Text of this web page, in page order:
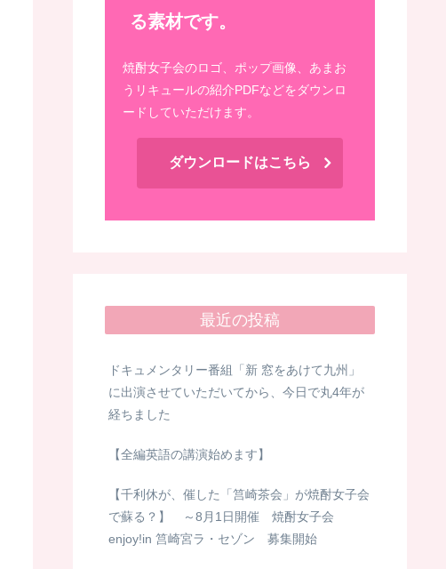
る素材です。
焼酎女子会のロゴ、ポップ画像、あまお
うリキュールの紹介PDFなどをダウンロ
ードしていただけます。
ダウンロードはこちら
最近の投稿
ドキュメンタリー番組「新 窓をあけて九州」
に出演させていただいてから、今日で丸4年が
経ちました
【全編英語の講演始めます】
【千利休が、催した「筥崎茶会」が焼酎女子会
で蘇る？】 ～8月1日開催 焼酎女子会
enjoy!in 筥崎宮ラ・セゾン 募集開始